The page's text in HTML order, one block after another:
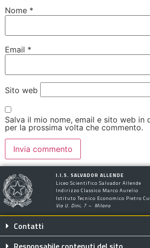
Nome *
Email *
Sito web
Salva il mio nome, email e sito web in
per la prossima volta che commento.
I.I.S. SALVADOR ALLENDE
Liceo Scientifico Salvador Allende
Indirizzo Classico Marco Aurelio
Istituto Tecnico Economico Pietro
Via U. Dini, 7 – Milano
Contatti